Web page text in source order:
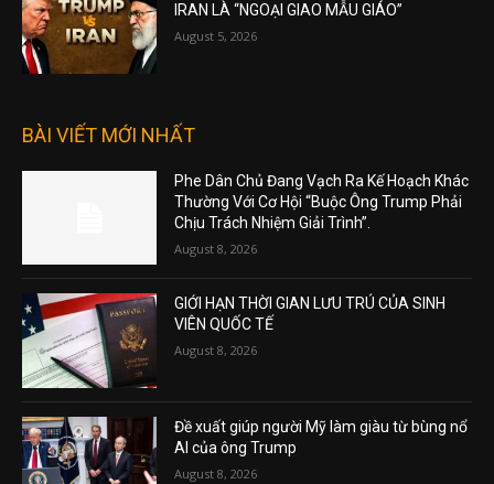
IRAN LÀ “NGOẠI GIAO MẪU GIÁO”
August 5, 2026
BÀI VIẾT MỚI NHẤT
Phe Dân Chủ Đang Vạch Ra Kế Hoạch Khác
Thường Với Cơ Hội “Buộc Ông Trump Phải
Chịu Trách Nhiệm Giải Trình”.
August 8, 2026
GIỚI HẠN THỜI GIAN LƯU TRÚ CỦA SINH
VIÊN QUỐC TẾ
August 8, 2026
Đề xuất giúp người Mỹ làm giàu từ bùng nổ
AI của ông Trump
August 8, 2026